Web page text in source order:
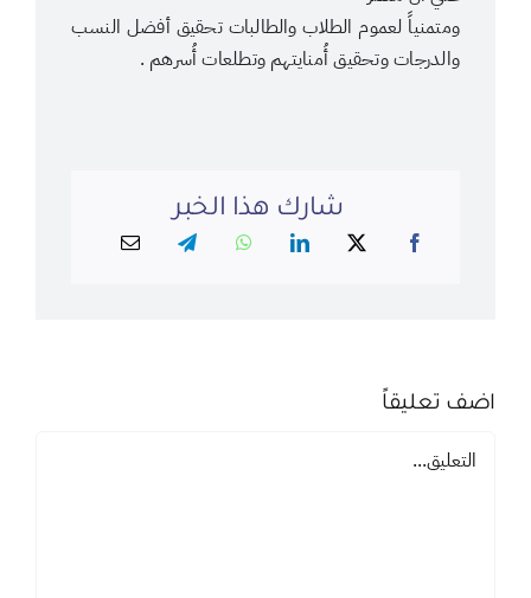
ومتمنياً لعموم الطلاب والطالبات تحقيق أفضل النسب
والدرجات وتحقيق أُمنايتهم وتطلعات أُسرهم .
شارك هذا الخبر
اضف تعليقاً
تعليق